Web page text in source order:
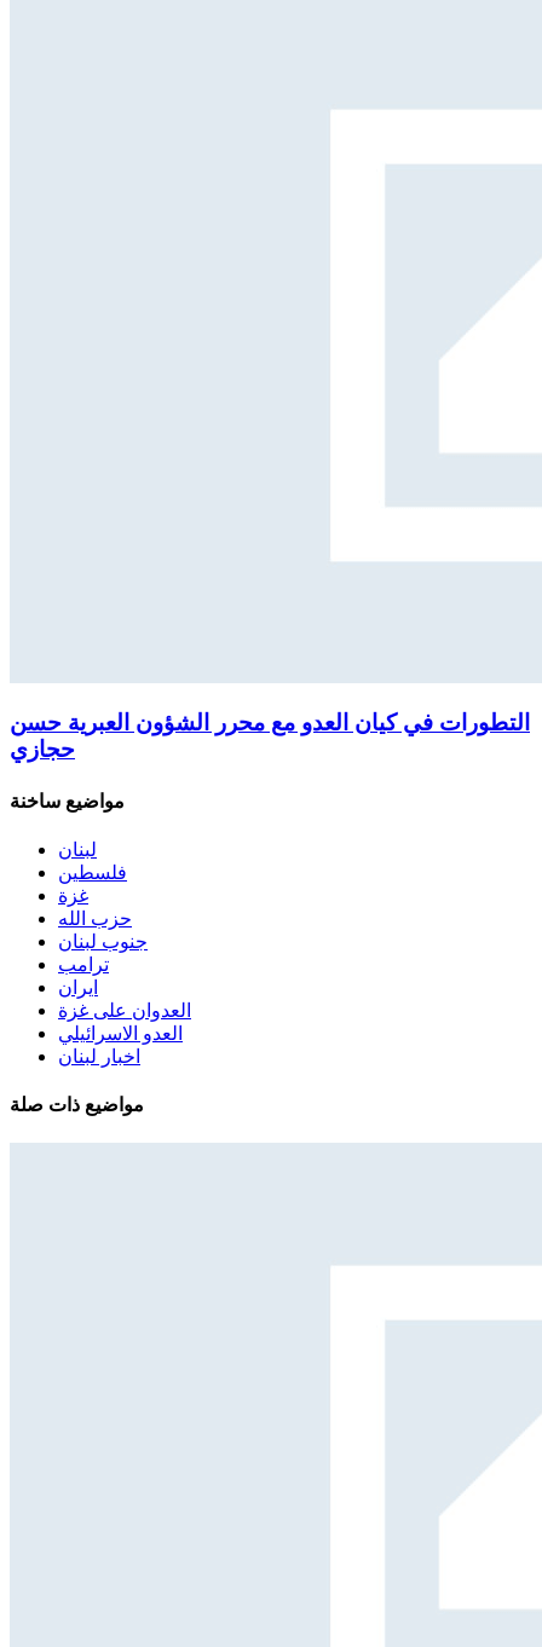
التطورات في كيان العدو مع محرر الشؤون العبرية حسن
حجازي
مواضيع ساخنة
لبنان
فلسطين
غزة
حزب الله
جنوب لبنان
ترامب
ايران
العدوان على غزة
العدو الاسرائيلي
اخبار لبنان
مواضيع ذات صلة